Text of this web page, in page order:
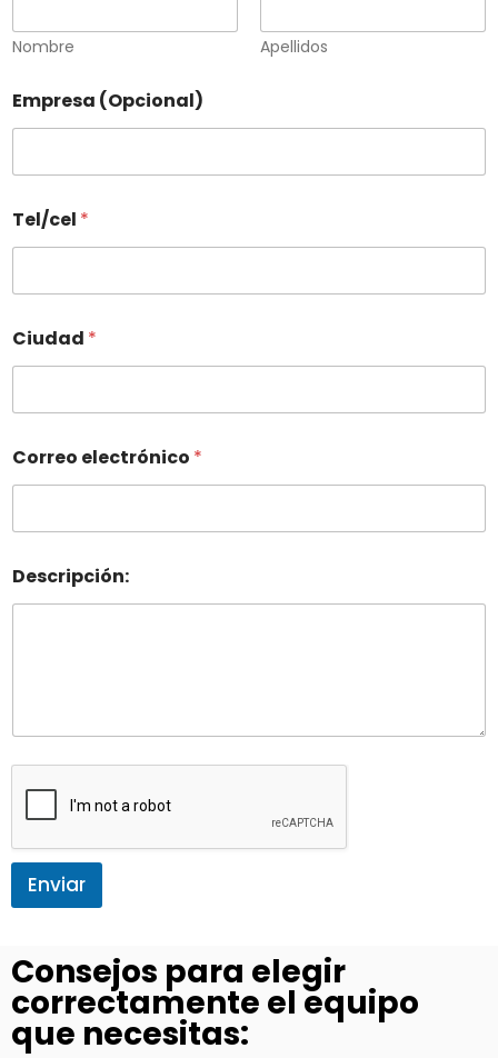
Nombre Apellidos
Empresa (Opcional)
Tel/cel *
Ciudad *
Correo electrónico *
Descripción:
Enviar
Consejos para elegir
correctamente el equipo
que necesitas: